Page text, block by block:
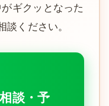
ギクッとなった
ください。
談・予